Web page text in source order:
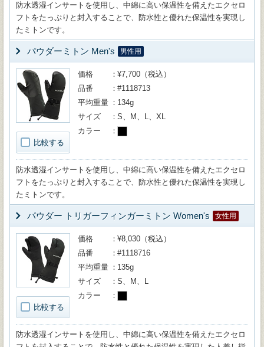
防水透湿インサートを使用し、中綿に高い保温性を備えたエクセロ
フトをたっぷりと封入することで、防水性と優れた保温性を実現し
たミトンです。
パウダーミトン Men's 男性用
比較する
価格
¥7,700（税込）
品番
#1118713
平均重量
134g
サイズ
S、M、L、XL
カラー
防水透湿インサートを使用し、中綿に高い保温性を備えたエクセロ
フトをたっぷりと封入することで、防水性と優れた保温性を実現し
たミトンです。
パウダー トリガーフィンガーミトン Women's 女性用
比較する
価格
¥8,030（税込）
品番
#1118716
平均重量
135g
サイズ
S、M、L
カラー
防水透湿インサートを使用し、中綿に高い保温性を備えたエクセロ